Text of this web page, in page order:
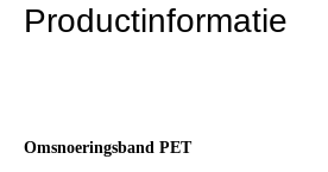
Productinformatie
Omsnoeringsband PET